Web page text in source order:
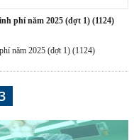
phí năm 2025 (đợt 1) (1124)
năm 2025 (đợt 1) (1124)